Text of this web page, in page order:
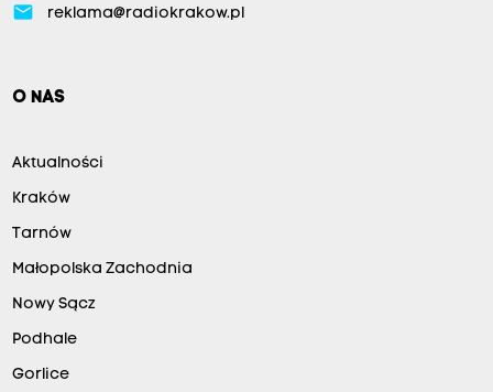
email reklama@radiokrakow.pl
O NAS
Aktualności
Kraków
Tarnów
Małopolska Zachodnia
Nowy Sącz
Podhale
Gorlice